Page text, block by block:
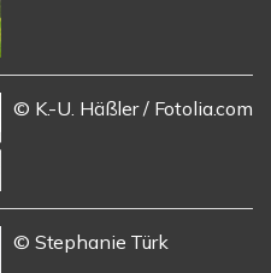
© K.-U. Häßler / Fotolia.com
© Stephanie Türk